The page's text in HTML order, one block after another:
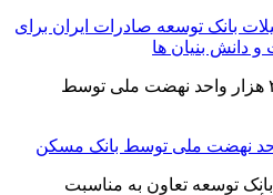
تسهیلات بانک توسعه صادرات ایران برای
دانش بنیان ها